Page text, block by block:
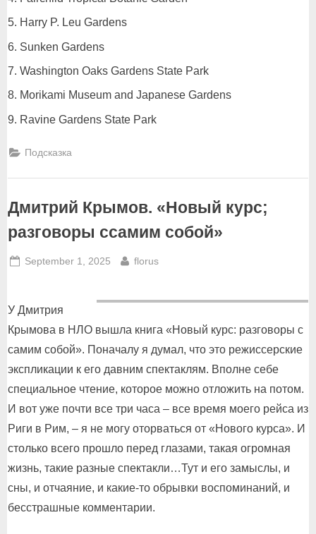
Harry P. Leu Gardens
Sunken Gardens
Washington Oaks Gardens State Park
Morikami Museum and Japanese Gardens
Ravine Gardens State Park
Подсказка
Дмитрий Крымов. «Новый курс;
разговоры ссамим собой»
Posted
September 1, 2025 By
florus
У Дмитрия
Крымова в НЛО вышла книга «Новый курс: разговоры с
самим собой». Поначалу я думал, что это режиссерские
экспликации к его давним спектаклям. Вполне себе
специальное чтение, которое можно отложить на потом.
И вот уже почти все три часа – все время моего рейса из
Риги в Рим, – я не могу оторваться от «Нового курса». И
столько всего прошло перед глазами, такая огромная
жизнь, такие разные спектакли…Тут и его замыслы, и
сны, и отчаяние, и какие-то обрывки воспоминаний, и
бесстрашные комментарии.